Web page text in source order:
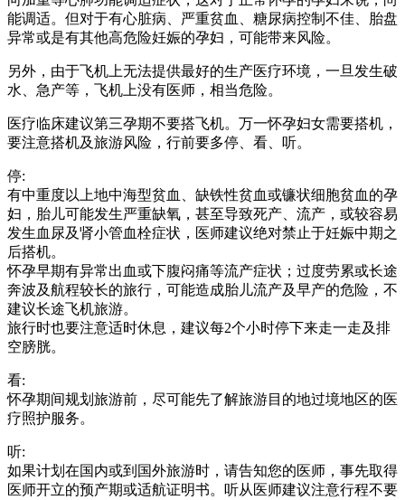
能调适。但对于有心脏病、严重贫血、糖尿病控制不佳、胎盘
异常或是有其他高危险妊娠的孕妇，可能带来风险。
另外，由于飞机上无法提供最好的生产医疗环境，一旦发生破
水、急产等，飞机上没有医师，相当危险。
医疗临床建议第三孕期不要搭飞机。万一怀孕妇女需要搭机，
要注意搭机及旅游风险，行前要多停、看、听。
停:
有中重度以上地中海型贫血、缺铁性贫血或镰状细胞贫血的孕
妇，胎儿可能发生严重缺氧，甚至导致死产、流产，或较容易
发生血尿及肾小管血栓症状，医师建议绝对禁止于妊娠中期之
后搭机。
怀孕早期有异常出血或下腹闷痛等流产症状；过度劳累或长途
奔波及航程较长的旅行，可能造成胎儿流产及早产的危险，不
建议长途飞机旅游。
旅行时也要注意适时休息，建议每2个小时停下来走一走及排
空膀胱。
看:
怀孕期间规划旅游前，尽可能先了解旅游目的地过境地区的医
疗照护服务。
听:
如果计划在国内或到国外旅游时，请告知您的医师，事先取得
医师开立的预产期或适航证明书。听从医师建议注意行程不要